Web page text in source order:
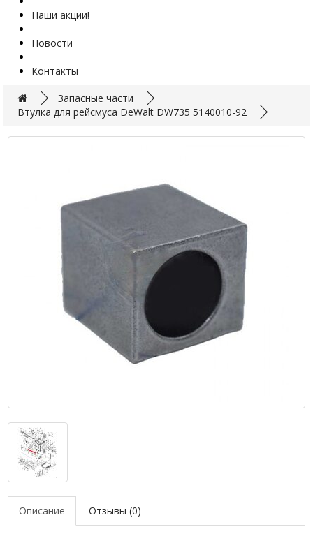
Наши акции!
Новости
Контакты
Запасные части
Втулка для рейсмуса DeWalt DW735 5140010-92
Описание Отзывы (0)